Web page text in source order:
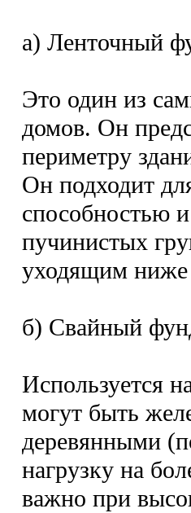
а) Ленточный
Это один из
домов. Он
периметру
Он подходит
способностью
пучинистых
уходящим ниже
б) Свайный
Используется
могут быть
деревянными
нагрузку на
важно при